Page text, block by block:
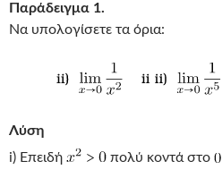
Παράδειγμα 1.
Να υπολογίσετε τα όρια:
Λύση
i) Επειδή
πολύ κοντά στο